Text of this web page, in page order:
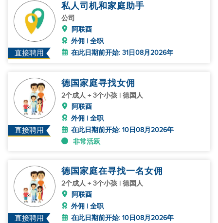
直接聘用
私人司机和家庭助手
公司
阿联酉
外佣 | 全职
在此日期前开始: 31日08月2026年
直接聘用
德国家庭寻找女佣
2个成人 + 3个小孩 | 德国人
阿联酉
外佣 | 全职
在此日期前开始: 10日08月2026年
非常活跃
直接聘用
德国家庭在寻找一名女佣
2个成人 + 3个小孩 | 德国人
阿联酉
外佣 | 全职
在此日期前开始: 10日08月2026年